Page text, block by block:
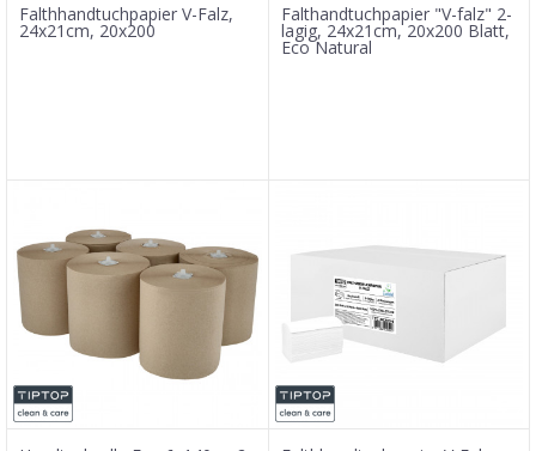
Falthhandtuchpapier V-Falz,
24x21cm, 20x200
Falthandtuchpapier "V-falz" 2-
lagig, 24x21cm, 20x200 Blatt,
Eco Natural